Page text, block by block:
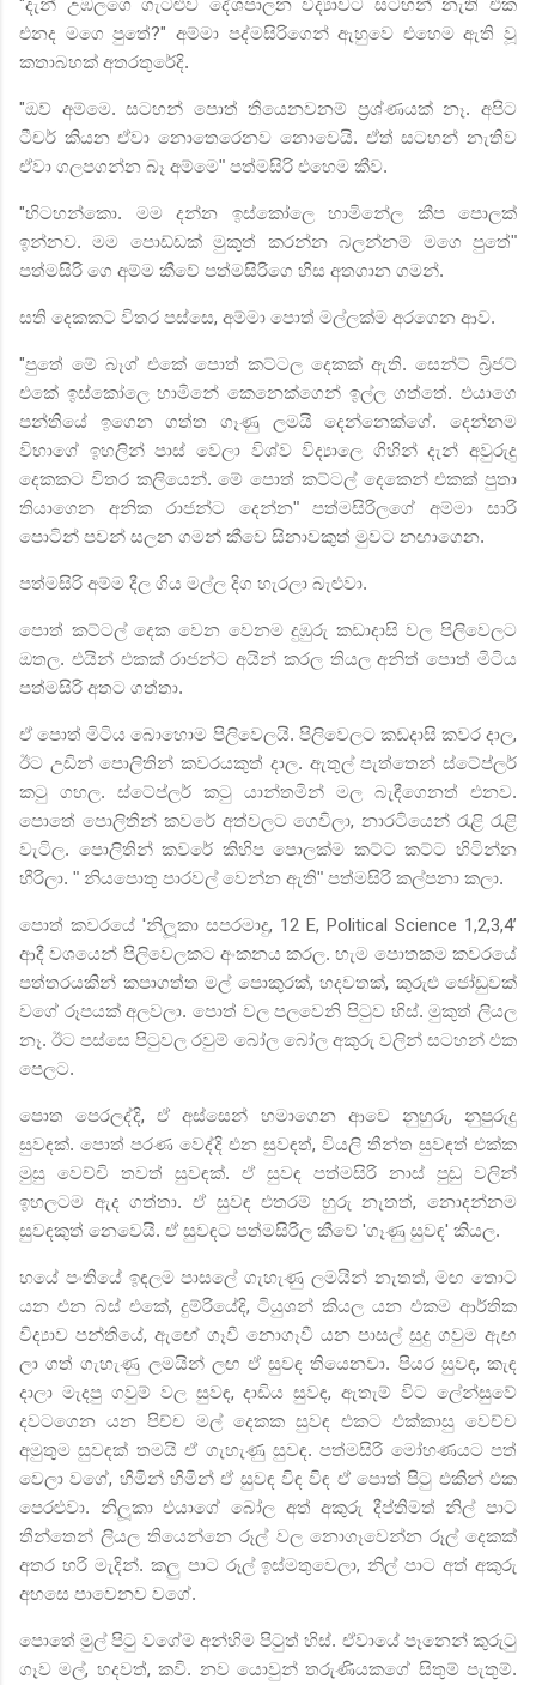
එනද මගෙ පුතේ?" අම්මා පද්මසිරිගෙන් ඇහුවෙ එහෙම ඇති වූ
කතාබහක් අතරතුරේදි.
"ඔව් අම්මෙ. සටහන් පොත් තියෙනවනම් ප්‍රශ්ණයක් නෑ. අපිට
ටීචර් කියන ඒවා නොතෙරෙනව නොවෙයි. ඒත් සටහන් නැතිව
ඒවා ගලපගන්න බෑ අම්මෙ" පත්මසිරි එහෙම කීව.
"හිටහන්කො. මම දන්න ඉස්කෝලෙ හාමිනේල කීප පොලක්
ඉන්නව. මම පොඩ්ඩක් මුකුත් කරන්න බලන්නම් මගෙ පුතේ"
පත්මසිරි ගෙ අම්ම කීවේ පත්මසිරිගෙ හිස අතගාන ගමන්.
සති දෙකකට විතර පස්සෙ, අම්මා පොත් මල්ලක්ම අරගෙන ආව.
"පුතේ මේ බෑග් එකේ පොත් කට්ටල දෙකක් ඇති. සෙන්ට් බ්‍රිජට්
එකේ ඉස්කෝලෙ හාමිනේ කෙනෙක්ගෙන් ඉල්ල ගත්තේ. එයාගෙ
පන්තියේ ඉගෙන ගත්ත ගෑණු ලමයි දෙන්නෙක්ගේ. දෙන්නම
විභාගේ ඉහලින් පාස් වෙලා විශ්ව විද්‍යාලෙ ගිහින් දැන් අවුරුදු
දෙකකට විතර කලියෙන්. මේ පොත් කට්ටල් දෙකෙන් එකක් පුතා
තියාගෙන අනික රාජන්ට දෙන්න" පත්මසිරිලගේ අම්මා සාරි
පොටින් පවන් සලන ගමන් කීවෙ සිනාවකුත් මුවට නඟාගෙන.
පත්මසිරි අම්ම දීල ගිය මල්ල දිග හැරලා බැළුවා.
පොත් කට්ටල් දෙක වෙන වෙනම දුඹුරු කඩාදාසි වල පිලිවෙලට
ඔතල. එයින් එකක් රාජන්ට අයින් කරල තියල අනිත් පොත් මිටිය
පත්මසිරි අතට ගත්තා.
ඒ පොත් මිටිය බොහොම පිලිවෙලයි. පිලිවෙලට කඩදාසි කවර දාල,
ඊට උඩින් පොලිතින් කවරයකුත් දාල. ඇතුල් පැත්තෙන් ස්ටේප්ලර්
කටු ගහල. ස්ටේප්ලර් කටු යාන්තමින් මල බැඳීගෙනත් එනව.
පොතේ පොලිතින් කවරේ අත්වලට ගෙවිලා,නාරටියෙන් රැළි රැළි
වැටිල. පොලිතින් කවරේ කිහිප පොලක්ම කට්ට කට්ට හිටින්න
හීරිලා. " නියපොතු පාරවල් වෙන්න ඇති" පත්මසිරි කල්පනා කලා.
පොත් කවරයේ 'නිලූකා සපරමාදු, 12 E, Political Science 1,2,3,4’
ආදී වශයෙන් පිලිවෙලකට අංකනය කරල. හැම පොතකම කවරයේ
පත්තරයකින් කපාගත්ත මල් පොකුරක්, හදවතක්, කුරුළු ජෝඩුවක්
වගේ රූපයක් අලවලා. පොත් වල පලවෙනි පිටුව හිස්. මුකුත් ලියල
නෑ. ඊට පස්සෙ පිටුවල රවුම් බෝල බෝල අකුරු වලින් සටහන් එක
පෙලට.
පොත පෙරලද්දි,ඒ අස්සෙන් හමාගෙන ආවෙ නුහුරු, නුපුරුදු
සුවඳක්. පොත් පරණ වෙද්දි එන සුවඳත්, වියලි තීන්ත සුවඳත් එක්ක
මුසු වෙච්චි තවත් සුවඳක්. ඒ සුවඳ පත්මසිරි නාස් පුඬු වලින්
ඉහලටම ඇද ගත්තා. ඒ සුවඳ එතරම් හුරු නැතත්, නොදන්නම
සුවඳකුත් නෙවෙයි. ඒ සුවඳට පත්මසිරිල කීවේ 'ගෑණු සුවඳ' කියල.
හයේ පංතියේ ඉඳලම පාසලේ ගැහැණු ලමයින් නැතත්,මඟ තොට
යන එන බස් එකේ, දුම්රියේදි,ටියුශන් කියල යන එකම ආර්තික
විද්‍යාව පන්තියේ, ඇඟේ ගෑවී නොගෑවී යන පාසල් සුදු ගවුම ඇඟ
ලා ගත් ගැහැණු ලමයින් ලඟ ඒ සුවඳ තියෙනවා. පියර සුවඳ,කැඳ
දාලා මැදපු ගවුම් වල සුවඳ,දාඩිය සුවඳ,ඇතැම් විට ලේන්සුවේ
දවටගෙන යන පිච්ච මල් දෙකක සුවඳ එකට එක්කාසු වෙච්ච
අමුතුම සුවඳක් තමයි ඒ ගැහැණු සුවඳ. පත්මසිරි මෝහණයට පත්
වෙලා වගේ, හිමින් හිමින් ඒ සුවඳ විඳ විඳ ඒ පොත් පිටු එකින් එක
පෙරළුවා. නිලූකා එයාගේ බෝල අත් අකුරු දීප්තිමත් නිල් පාට
තීන්තෙන් ලියල තියෙන්නෙ රූල් වල නොගෑවෙන්න රූල් දෙකක්
අතර හරි මැදින්. කලු පාට රූල් ඉස්මතුවෙලා, නිල් පාට අත් අකුරු
අහසෙ පාවෙනව වගේ.
පොතේ මුල් පිටු වගේම අන්හිම පිටුත් හිස්. ඒවායේ පෑනෙන් කුරුටු
ගෑව මල්, හදවත්,කවි. නව යොවුන් තරුණියකගේ සිතුම් පැතුම්.